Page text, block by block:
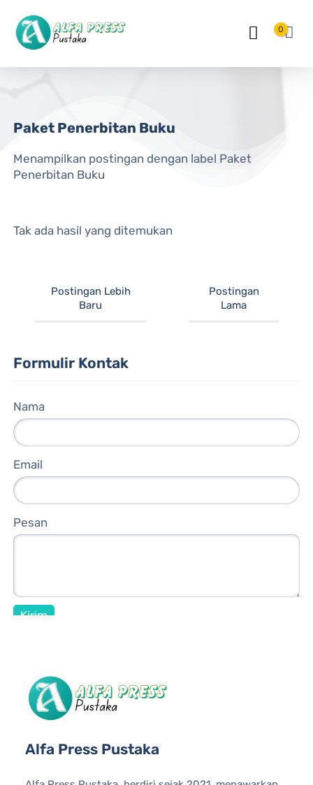
Langsung ke konten utama
0
Paket Penerbitan Buku
Menampilkan postingan dengan label Paket
Penerbitan Buku
Tak ada hasil yang ditemukan
Postingan Lebih
Baru
Postingan
Lama
Formulir Kontak
Nama
Email
Pesan
Alfa Press Pustaka